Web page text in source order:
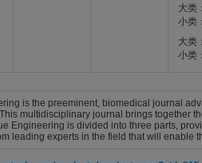
大类
小类
大类
小类
is the preeminent, biomedical journal
multidisciplinary journal brings together
Engineering is divided into three parts,
leading experts in the field that will enable